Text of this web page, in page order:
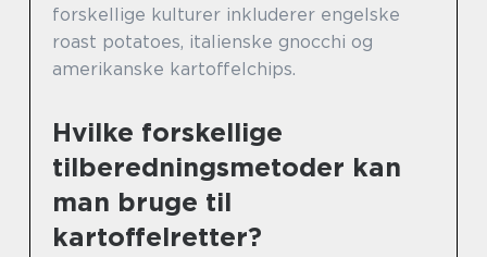
forskellige kulturer inkluderer engelske
roast potatoes, italienske gnocchi og
amerikanske kartoffelchips.
Hvilke forskellige
tilberedningsmetoder kan
man bruge til
kartoffelretter?